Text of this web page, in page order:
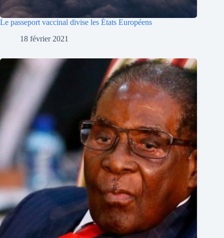
Le passeport vaccinal divise les États Européens
18 février 2021